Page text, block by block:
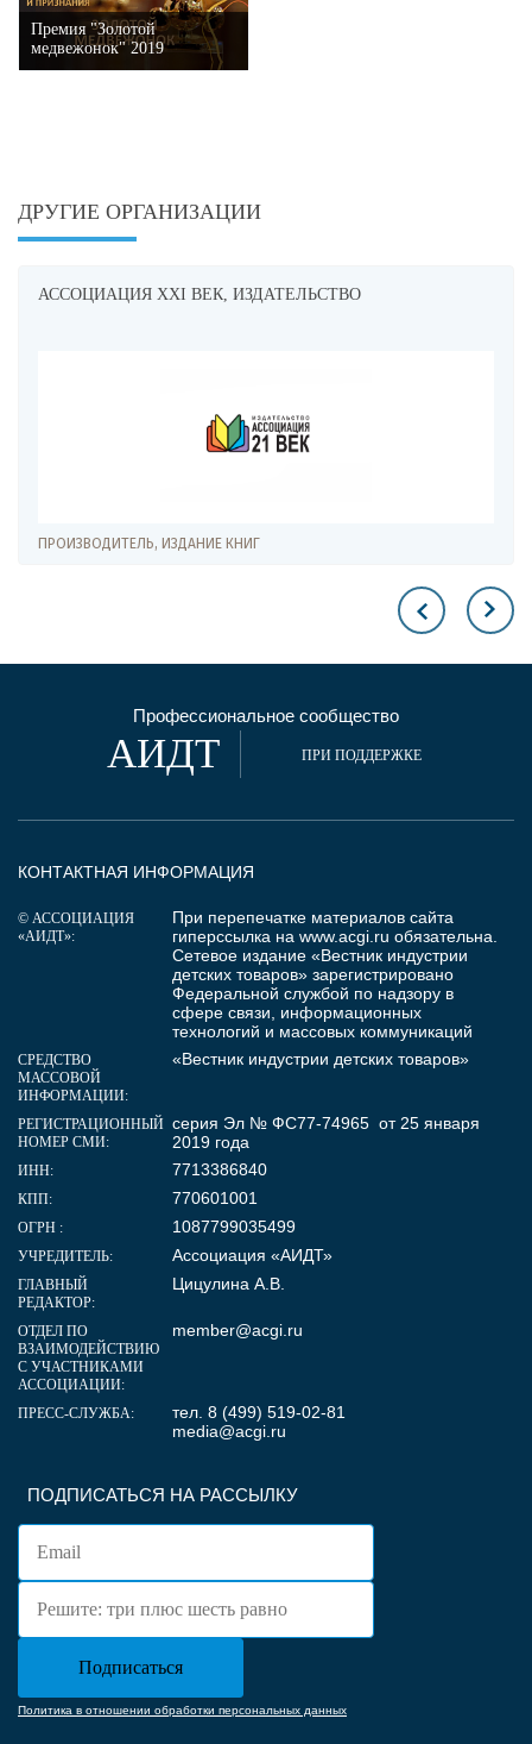
Премия "Золотой
медвежонок" 2019
ДРУГИЕ ОРГАНИЗАЦИИ
АССОЦИАЦИЯ XXI ВЕК, ИЗДАТЕЛЬСТВО
ПРОИЗВОДИТЕЛЬ, ИЗДАНИЕ КНИГ
Профессиональное сообщество
АИДТ ПРИ ПОДДЕРЖКЕ
ПОДПИСАТЬСЯ НА РАССЫЛКУ
Политика в отношении обработки персональных данных
КОНТАКТНАЯ ИНФОРМАЦИЯ
© АССОЦИАЦИЯ
«АИДТ»:
При перепечатке материалов сайта
гиперссылка на www.acgi.ru обязательна.
Сетевое издание «Вестник индустрии
детских товаров» зарегистрировано
Федеральной службой по надзору в
сфере связи, информационных
технологий и массовых коммуникаций
СРЕДСТВО
МАССОВОЙ
ИНФОРМАЦИИ:
«Вестник индустрии детских товаров»
РЕГИСТРАЦИОННЫЙ
НОМЕР СМИ:
серия Эл № ФС77-74965 от 25 января
2019 года
ИНН: 7713386840
КПП: 770601001
ОГРН : 1087799035499
УЧРЕДИТЕЛЬ: Ассоциация «АИДТ»
ГЛАВНЫЙ
РЕДАКТОР:
Цицулина А.В.
ОТДЕЛ ПО
ВЗАИМОДЕЙСТВИЮ
С УЧАСТНИКАМИ
АССОЦИАЦИИ:
member@acgi.ru
ПРЕСС-СЛУЖБА:
тел. 8 (499) 519-02-81
media@acgi.ru